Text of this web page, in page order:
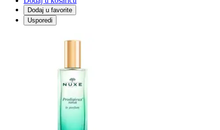
Dodaj u favorite
Usporedi